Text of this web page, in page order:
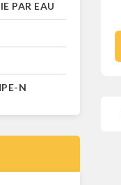
PAR EAU
N